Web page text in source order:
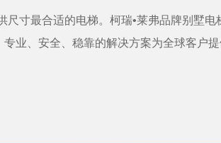
寸最合适的电梯。柯瑞•莱弗品牌别墅
业、安全、稳靠的解决方案为全球客户